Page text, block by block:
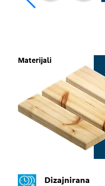
Dizajnirana
Materijali